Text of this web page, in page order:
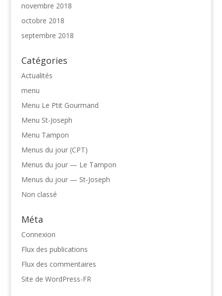
novembre 2018
octobre 2018
septembre 2018
Catégories
Actualités
menu
Menu Le Ptit Gourmand
Menu St-Joseph
Menu Tampon
Menus du jour (CPT)
Menus du jour — Le Tampon
Menus du jour — St-Joseph
Non classé
Méta
Connexion
Flux des publications
Flux des commentaires
Site de WordPress-FR